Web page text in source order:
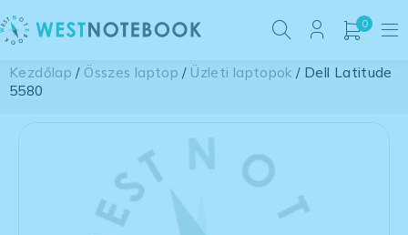
0
Kezdőlap / Összes laptop / Üzleti laptopok / Dell Latitude
5580